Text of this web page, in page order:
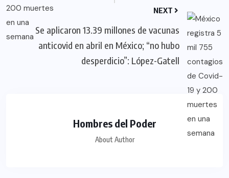
NEXT
Se aplicaron 13.39 millones de vacunas
anticovid en abril en México; “no hubo
desperdicio”: López-Gatell
Hombres del Poder
About Author